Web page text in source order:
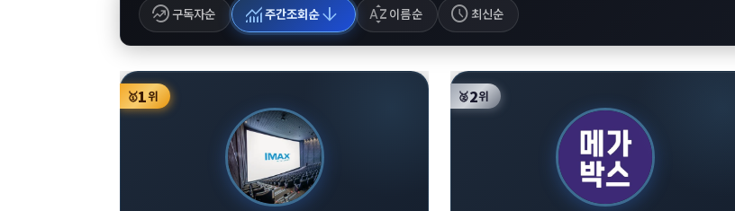
whatshot구독자순 monitoring주간조회순arrow_downward sort_by_alpha 이름순 schedule 최신순
🥇1위 🥈2위